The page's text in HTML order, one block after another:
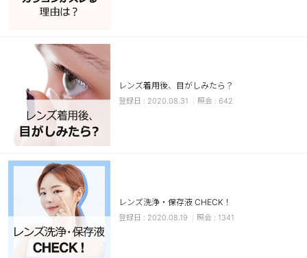
1 Month
カラー
ブラウン
チョコ
グレー
ヘーゼル
ブルー
透明
ハロウィンカラコン
ケア用品
レンズ着用後、目がしみたら？
2020.08.31 642
レンズ洗浄・保存液 CHECK！
2020.08.19 1341